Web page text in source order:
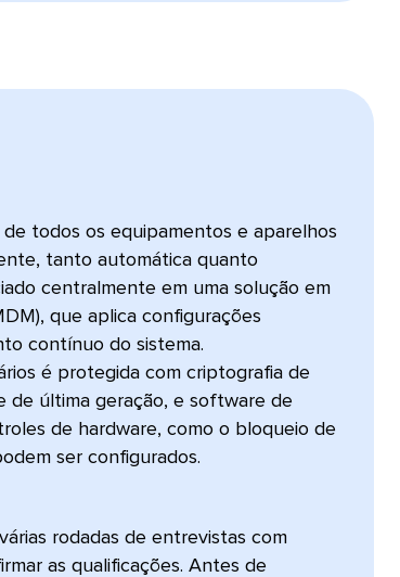
todos os equipamentos e aparelhos
tanto automática quanto
centralmente em uma solução em
que aplica configurações
contínuo do sistema.
é protegida com criptografia de
de última geração, e software de
de hardware, como o bloqueio de
ser configurados.​​
rodadas de entrevistas com
as qualificações. Antes de